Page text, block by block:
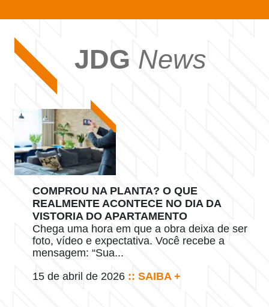
JDG News
COMPROU NA PLANTA? O QUE
REALMENTE ACONTECE NO DIA DA
VISTORIA DO APARTAMENTO
Chega uma hora em que a obra deixa de ser
foto, vídeo e expectativa. Você recebe a
mensagem: “Sua...
15 de abril de 2026 :: SAIBA +